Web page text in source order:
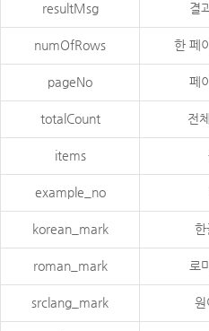
resultMsg 결
numOfRows 한 페
pageNo 페
totalCount 전
items
example_no
korean_mark 한
roman_mark 로
srclang_mark 원